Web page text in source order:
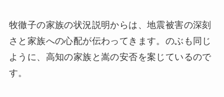
牧徹子の家族の状況説明からは、地震被害の深刻
さと家族への心配が伝わってきます。のぶも同じ
ように、高知の家族と嵩の安否を案じているので
す。